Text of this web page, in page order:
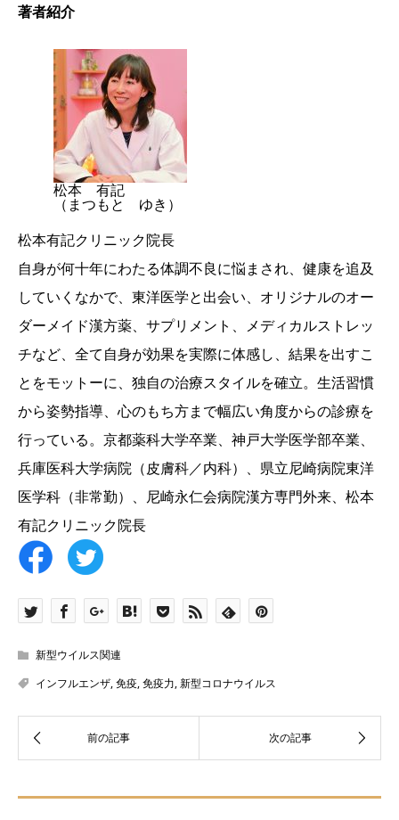
著者紹介
松本 有記
（まつもと ゆき）
松本有記クリニック院長
自身が何十年にわたる体調不良に悩まされ、健康を追及
していくなかで、東洋医学と出会い、オリジナルのオー
ダーメイド漢方薬、サプリメント、メディカルストレッ
チなど、全て自身が効果を実際に体感し、結果を出すこ
とをモットーに、独自の治療スタイルを確立。生活習慣
から姿勢指導、心のもち方まで幅広い角度からの診療を
行っている。京都薬科大学卒業、神戸大学医学部卒業、
兵庫医科大学病院（皮膚科／内科）、県立尼崎病院東洋
医学科（非常勤）、尼崎永仁会病院漢方専門外来、松本
有記クリニック院長
新型ウイルス関連
インフルエンザ,免疫,免疫力,新型コロナウイルス